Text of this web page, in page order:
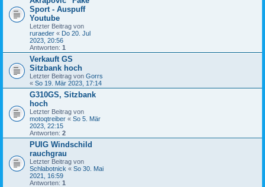
Sport - Auspuff
Youtube
Letzter Beitrag von
ruraeder « Do 20. Jul
2023, 20:56
Antworten: 1
Verkauft GS
Sitzbank hoch
Letzter Beitrag von Gorrs
« So 19. Mär 2023, 17:14
G310GS, Sitzbank
hoch
Letzter Beitrag von
motoqtreiber « So 5. Mär
2023, 22:15
Antworten: 2
PUIG Windschild
rauchgrau
Letzter Beitrag von
Schlabotnick « So 30. Mai
2021, 16:59
Antworten: 1